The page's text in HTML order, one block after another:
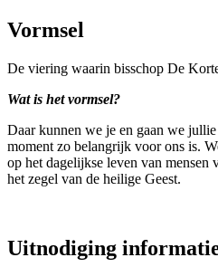
Vormsel
De viering waarin bisschop De
Wat is het vormsel?
Daar kunnen we je en gaan we
moment zo belangrijk voor ons is.
op het dagelijkse leven van mensen
het zegel van de heilige Geest.
Uitnodiging